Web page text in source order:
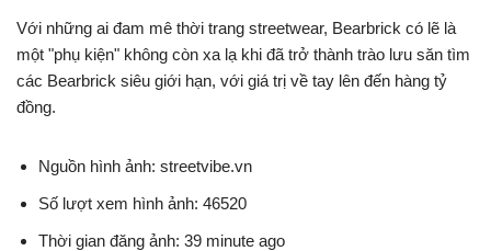
Với những ai đam mê thời trang streetwear, Bearbrick có lẽ là
một "phụ kiện" không còn xa lạ khi đã trở thành trào lưu săn tìm
các Bearbrick siêu giới hạn, với giá trị về tay lên đến hàng tỷ
đồng.
Nguồn hình ảnh: streetvibe.vn
Số lượt xem hình ảnh: 46520
Thời gian đăng ảnh: 39 minute ago